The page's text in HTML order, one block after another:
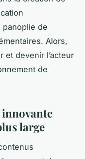
panoplie de
Alors,
et devenir l’acteur
de
innovante
large